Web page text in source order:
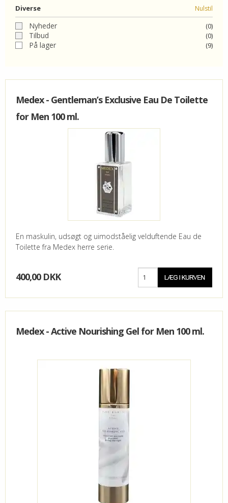
KUNDECENTER
FAVORIT
Diverse Nulstil
Nyheder (0)
Tilbud (0)
På lager (9)
Medex - Gentleman’s Exclusive Eau De Toilette
for Men 100 ml.
En maskulin, udsøgt og uimodståelig velduftende Eau de
Toilette fra Medex herre serie.
400,00 DKK
Medex - Active Nourishing Gel for Men 100 ml.